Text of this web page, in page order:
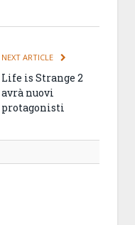
NEXT ARTICLE
Life is Strange 2
avrà nuovi
protagonisti